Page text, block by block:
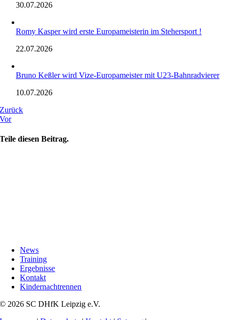
30.07.2026
Romy Kasper wird erste Europameisterin im Stehersport !
22.07.2026
Bruno Keßler wird Vize-Europameister mit U23-Bahnradvierer
10.07.2026
Zurück
Vor
Teile diesen Beitrag.
News
Training
Ergebnisse
Kontakt
Kindernachtrennen
© 2026 SC DHfK Leipzig e.V.